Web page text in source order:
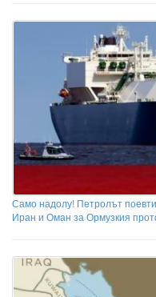
Само надолу! Петролът
Иран и Оман за Ормузкия